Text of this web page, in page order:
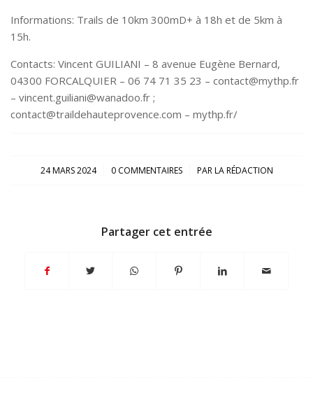
Informations: Trails de 10km 300mD+ à 18h et de 5km à
15h.
Contacts: Vincent GUILIANI – 8 avenue Eugène Bernard,
04300 FORCALQUIER – 06 74 71 35 23 – contact@mythp.fr
– vincent.guiliani@wanadoo.fr ;
contact@traildehauteprovence.com – mythp.fr/
24 MARS 2024
/ 0 COMMENTAIRES
/ PARLA RÉDACTION
Partager cet entrée